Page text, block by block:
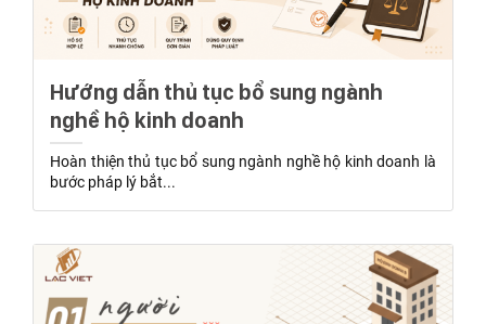
Hướng dẫn thủ tục bổ sung ngành
nghề hộ kinh doanh
Hoàn thiện thủ tục bổ sung ngành nghề hộ kinh doanh là
bước pháp lý bắt...